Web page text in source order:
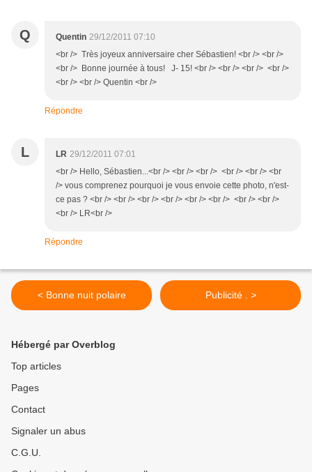
Q Quentin 29/12/2011 07:10
<br /> Très joyeux anniversaire cher Sébastien! <br /> <br />
<br /> Bonne journée à tous! J- 15! <br /> <br /> <br /> <br />
<br /> <br /> Quentin <br />
Répondre
L LR 29/12/2011 07:01
<br /> Hello, Sébastien...<br /> <br /> <br /> <br /> <br /> <br
/> vous comprenez pourquoi je vous envoie cette photo, n'est-
ce pas ? <br /> <br /> <br /> <br /> <br /> <br /> <br /> <br />
<br /> LR<br />
Répondre
< Bonne nuit polaire Publicité . >
Hébergé par Overblog
Top articles
Pages
Contact
Signaler un abus
C.G.U.